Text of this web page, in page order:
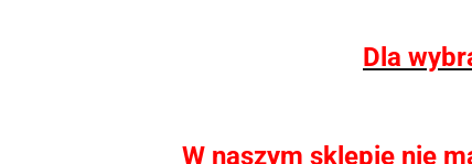
Dla
W naszym sklepie nie